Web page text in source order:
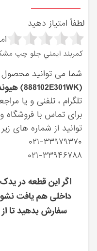
لطفاً امتیاز دهید
كمربند ايمني جلو چپ
شما می توانید
(888102E301WK) هیوندای
تلگرام ، تلفنی و یا
برای تماس با فروشگاه
توانید از شماره های
۰۲۱-۳۳۹۷۹۳۷۰
۰۲۱-۳۳۹۴۶۷۸۸
اگر این قطعه در
داخلی هم یافت
سفارش بدهید تا از